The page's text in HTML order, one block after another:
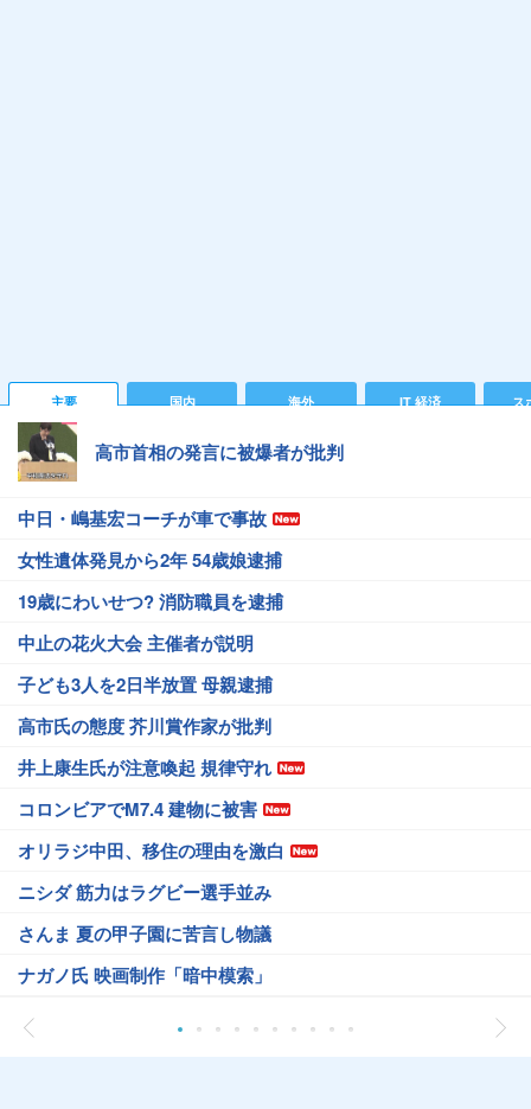
主要 国内 海外 IT 経済 ス
高市首相の発言に被爆者が批判
中日・嶋基宏コーチが車で事故
女性遺体発見から2年 54歳娘逮捕
19歳にわいせつ? 消防職員を逮捕
中止の花火大会 主催者が説明
子ども3人を2日半放置 母親逮捕
高市氏の態度 芥川賞作家が批判
井上康生氏が注意喚起 規律守れ
コロンビアでM7.4 建物に被害
オリラジ中田、移住の理由を激白
ニシダ 筋力はラグビー選手並み
さんま 夏の甲子園に苦言し物議
ナガノ氏 映画制作「暗中模索」